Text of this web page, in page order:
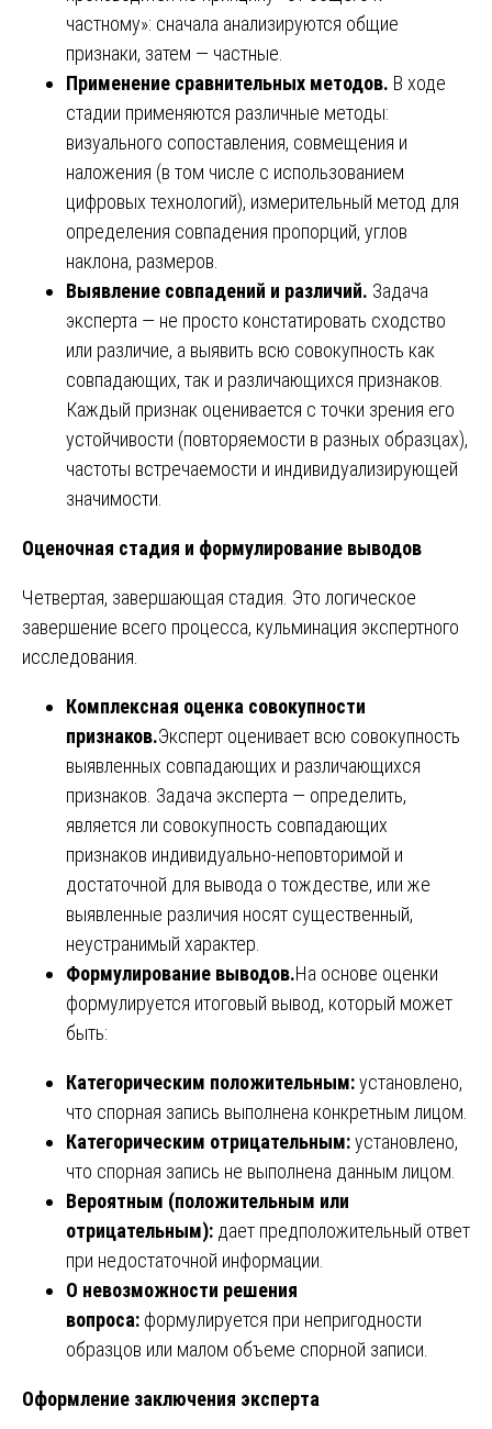
частному»: сначала анализируются общие
признаки, затем — частные.
Применение сравнительных методов. В ходе
стадии применяются различные методы:
визуального сопоставления, совмещения и
наложения (в том числе с использованием
цифровых технологий), измерительный метод для
определения совпадения пропорций, углов
наклона, размеров.
Выявление совпадений и различий. Задача
эксперта — не просто констатировать сходство
или различие, а выявить всю совокупность как
совпадающих, так и различающихся признаков.
Каждый признак оценивается с точки зрения его
устойчивости (повторяемости в разных образцах),
частоты встречаемости и индивидуализирующей
значимости.
Оценочная стадия и формулирование выводов
Четвертая, завершающая стадия. Это логическое
завершение всего процесса, кульминация экспертного
исследования.
Комплексная оценка совокупности
признаков.Эксперт оценивает всю совокупность
выявленных совпадающих и различающихся
признаков. Задача эксперта — определить,
является ли совокупность совпадающих
признаков индивидуально-неповторимой и
достаточной для вывода о тождестве, или же
выявленные различия носят существенный,
неустранимый характер.
Формулирование выводов.На основе оценки
формулируется итоговый вывод, который может
быть:
Категорическим положительным:установлено,
что спорная запись выполнена конкретным лицом.
Категорическим отрицательным:установлено,
что спорная запись не выполнена данным лицом.
Вероятным (положительным или
отрицательным): дает предположительный ответ
при недостаточной информации.
О невозможности решения
вопроса: формулируется при непригодности
образцов или малом объеме спорной записи.
Оформление заключения эксперта